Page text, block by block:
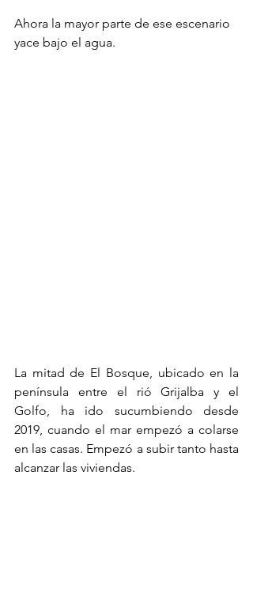
Ahora la mayor parte de ese escenario
yace bajo el agua.
La mitad de El Bosque, ubicado en la
península entre el rió Grijalba y el
Golfo, ha ido sucumbiendo desde
2019, cuando el mar empezó a colarse
en las casas. Empezó a subir tanto hasta
alcanzar las viviendas.